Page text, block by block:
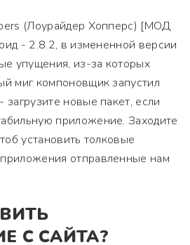
(Лоурайдер Хопперс) [МОД
- 2.8.2, в измененной версии
упущения, из-за которых
миг компоновщик запустил
новые пакет, если
приложение. Заходите
установить толковые
отправленные нам
С САЙТА?